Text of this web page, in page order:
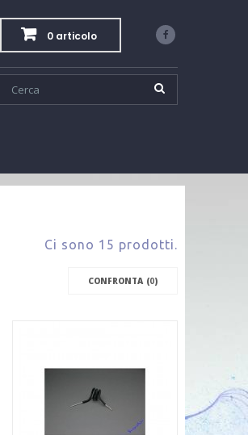
0 articolo
Ci sono 15 prodotti.
CONFRONTA (0)